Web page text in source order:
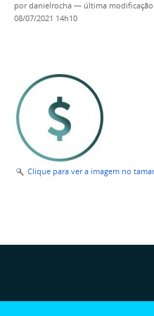
pordanielrocha — última modificação
08/07/2021 14h10
Clique para ver a imagem no